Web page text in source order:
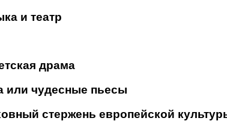
и театр
драма
или чудесные пьесы
стержень европейской